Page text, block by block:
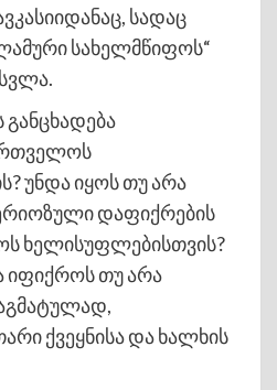
სადაც
სახელმწიფოს“
განცხადება
უნდა იყოს თუ არა
დაფიქრების
ხელისუფლებისთვის?
იფიქროს თუ არა
ქვეყნისა და ხალხის